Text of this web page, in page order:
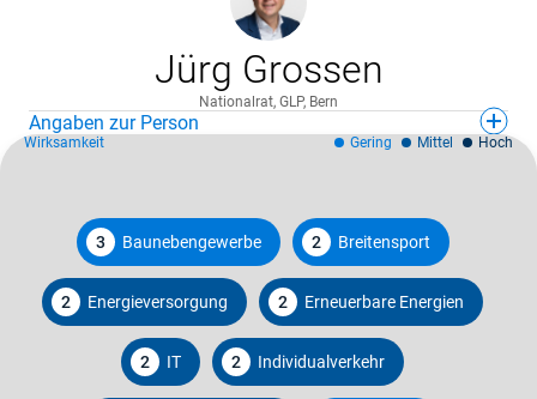
Jürg Grossen
Nationalrat, GLP, Bern
Angaben zur Person
3 Baunebengewerbe 2 Breitensport
2 Energieversorgung 2 Erneuerbare Energien
2 IT 2 Individualverkehr
Wirksamkeit Gering Mittel Hoch